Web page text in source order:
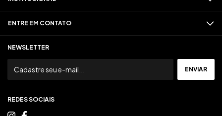
ENTRE EM CONTATO
NEWSLETTER
REDES SOCIAIS